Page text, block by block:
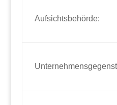
Aufsichtsbehörde: